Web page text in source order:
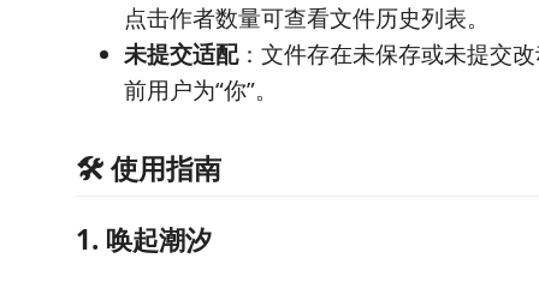
点击作者数量可查看文件历史列表。
未提交适配：文件存在未保存或未提交
前用户为“你”。
🛠️ 使用指南
1. 唤起潮汐